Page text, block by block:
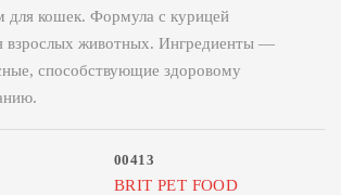
для кошек. Формула с курицей
взрослых животных. Ингредиенты —
способствующие здоровому
00413
BRIT PET FOOD